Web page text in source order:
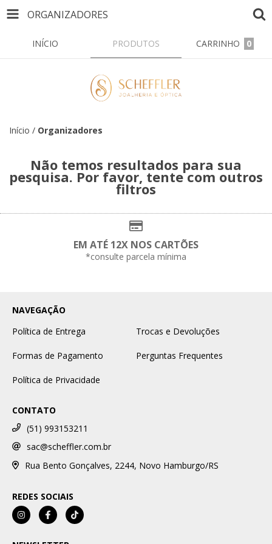
ORGANIZADORES
INÍCIO PRODUTOS CARRINHO 0
Início / Organizadores
Não temos resultados para sua
pesquisa. Por favor, tente com outros
filtros
EM ATÉ 12X NOS CARTÕES
*consulte parcela mínima
NAVEGAÇÃO
Política de Entrega
Trocas e Devoluções
Formas de Pagamento Perguntas Frequentes
Política de Privacidade
CONTATO
(51) 993153211
sac@scheffler.com.br
Rua Bento Gonçalves, 2244, Novo Hamburgo/RS
REDES SOCIAIS